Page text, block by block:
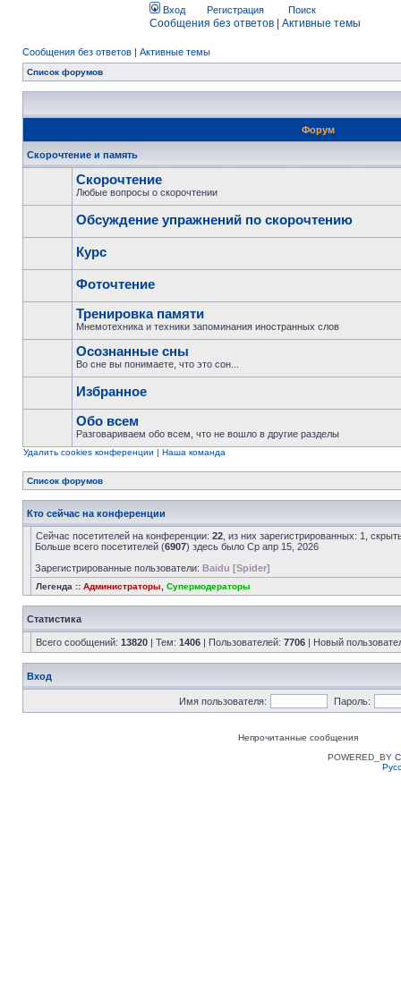
Вход Регистрация Поиск
Сообщения без ответов Активные темы
Сообщения без ответов | Активные темы
Список форумов
Форум
Скорочтение и память
Скорочтение
Любые вопросы о скорочтении
Обсуждение упражнений по скорочтению
Курс
Фоточтение
Тренировка памяти
Мнемотехника и техники запоминания иностранных слов
Осознанные сны
Во сне вы понимаете, что это сон...
Избранное
Обо всем
Разговариваем обо всем, что не вошло в другие разделы
Удалить cookies конференции | Наша команда
Список форумов
Кто сейчас на конференции
Сейчас посетителей на конференции: 22 , из них зарегистрированных: 1,
Больше всего посетителей (6907) здесь было Ср апр 15, 2026
Зарегистрированные пользователи: Baidu [Spider]
Легенда :: Администраторы Супермодераторы
Статистика
Всего сообщений: 13820 | Тем: 1406 | Пользователей: 7706 | Новый
Вход
Имя пользователя: Пароль:
Непрочитанные сообщения
POWERED_BY